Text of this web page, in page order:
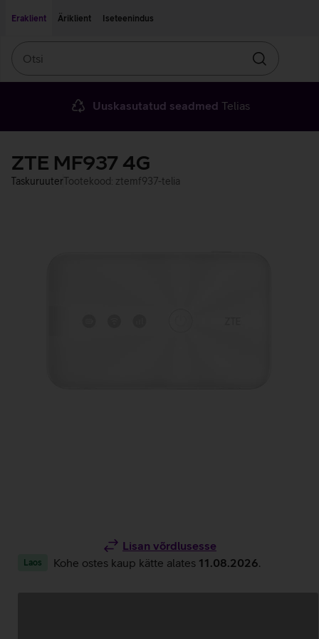
Eraklient
Äriklient Iseteenindus
Otsin
Uuskasutatud seadmed Telias
ZTE MF937 4G
TaskuruuterTootekood: ztemf937-telia
Lisan võrdlusesse
Laos Kohe ostes kaup kätte alates 11.08.2026